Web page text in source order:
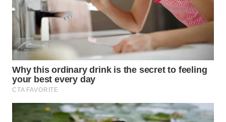
CIANJUR
WN
KEPULAUAN
SERIBU
WN
TANGERANG